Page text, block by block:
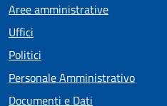
Aree amministrative
Uffici
Politici
Personale Amministrativo
Documenti e Dati